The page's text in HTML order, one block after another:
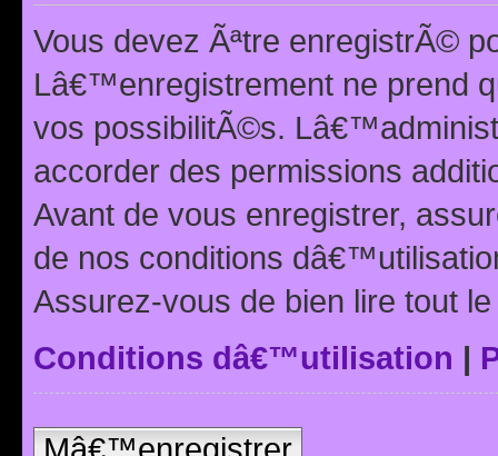
Vous devez Ãªtre enregistrÃ©
Lâ€™enregistrement ne prend
vos possibilitÃ©s.
accorder des permissions
Avant de vous enregistrer,
de nos conditions
Assurez-vous de bien lire tout
Conditions dâ€™utilisation |
Mâ€™enregistrer